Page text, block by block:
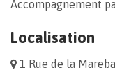
Accompagnement
Localisation
1 Rue de la